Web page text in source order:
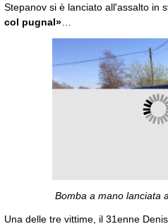
Stepanov si è lanciato all'assalto in
col pugnal»
Bomba a mano lanciata
Una delle tre vittime, il 31enne